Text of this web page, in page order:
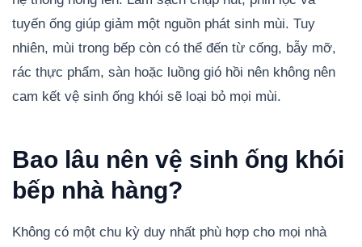
tuyến ống giúp giảm một nguồn phát sinh mùi. Tuy
nhiên, mùi trong bếp còn có thể đến từ cống, bẫy mỡ,
rác thực phẩm, sàn hoặc luồng gió hồi nên không nên
cam kết vệ sinh ống khói sẽ loại bỏ mọi mùi.
Bao lâu nên vệ sinh ống khói
bếp nhà hàng?
Không có một chu kỳ duy nhất phù hợp cho mọi nhà